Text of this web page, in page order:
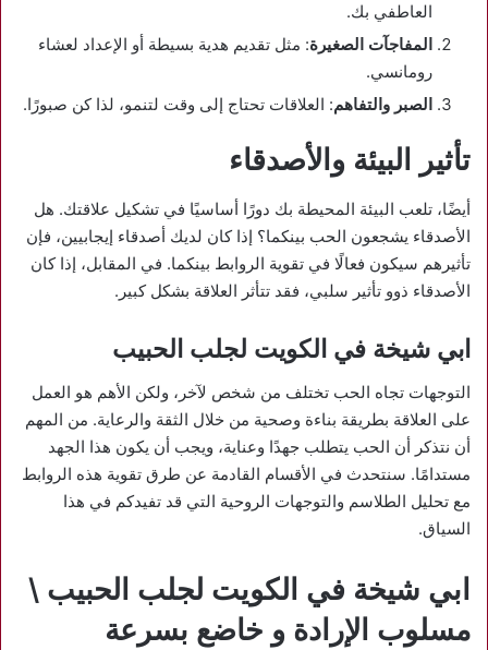
العاطفي بك.
المفاجآت الصغيرة: مثل تقديم هدية بسيطة أو الإعداد لعشاء
رومانسي.
الصبر والتفاهم: العلاقات تحتاج إلى وقت لتنمو، لذا كن صبورًا.
تأثير البيئة والأصدقاء
أيضًا، تلعب البيئة المحيطة بك دورًا أساسيًا في تشكيل علاقتك. هل
الأصدقاء يشجعون الحب بينكما؟ إذا كان لديك أصدقاء إيجابيين، فإن
تأثيرهم سيكون فعالًا في تقوية الروابط بينكما. في المقابل، إذا كان
الأصدقاء ذوو تأثير سلبي، فقد تتأثر العلاقة بشكل كبير.
ابي شيخة في الكويت لجلب الحبيب
التوجهات تجاه الحب تختلف من شخص لآخر، ولكن الأهم هو العمل
على العلاقة بطريقة بناءة وصحية من خلال الثقة والرعاية. من المهم
أن نتذكر أن الحب يتطلب جهدًا وعناية، ويجب أن يكون هذا الجهد
مستدامًا. سنتحدث في الأقسام القادمة عن طرق تقوية هذه الروابط
مع تحليل الطلاسم والتوجهات الروحية التي قد تفيدكم في هذا
السياق.
ابي شيخة في الكويت لجلب الحبيب \
مسلوب الإرادة و خاضع بسرعة